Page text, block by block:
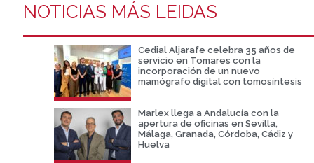
NOTICIAS MÁS LEIDAS
Cedial Aljarafe celebra 35 años de
servicio en Tomares con la
incorporación de un nuevo
mamógrafo digital con tomosíntesis
Marlex llega a Andalucía con la
apertura de oficinas en Sevilla,
Málaga, Granada, Córdoba, Cádiz y
Huelva